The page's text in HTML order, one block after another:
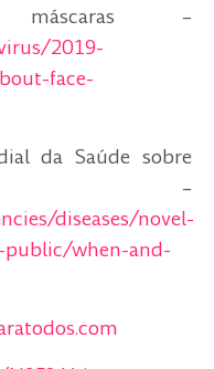
máscaras –
2019-
face-
da Saúde sobre
–
diseases/novel-
public/when-and-